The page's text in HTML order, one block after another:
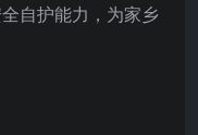
自护能力，为家乡